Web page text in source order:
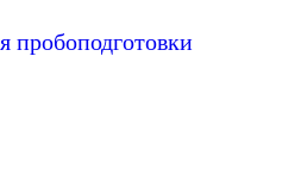
пробоподготовки